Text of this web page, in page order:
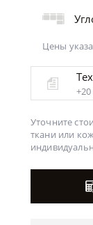
Цены
Уточните
ткани или